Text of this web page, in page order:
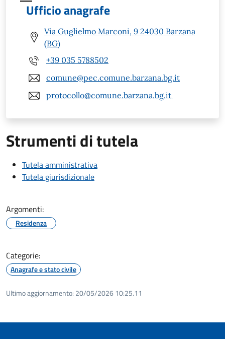
Ufficio anagrafe
Via Guglielmo Marconi, 9 24030 Barzana
(BG)
+39 035 5788502
comune@pec.comune.barzana.bg.it
protocollo@comune.barzana.bg.it
Strumenti di tutela
Tutela amministrativa
Tutela giurisdizionale
Argomenti:
Residenza
Categorie:
Anagrafe e stato civile
Ultimo aggiornamento: 20/05/2026 10:25.11